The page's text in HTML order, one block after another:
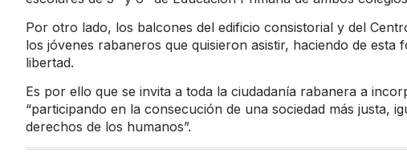
Por otro lado, los balcones del edificio consistorial y del
los jóvenes rabaneros que quisieron asistir, haciendo de esta
libertad.
Es por ello que se invita a toda la ciudadanía rabanera a
“participando en la consecución de una sociedad más justa,
derechos de los humanos”.